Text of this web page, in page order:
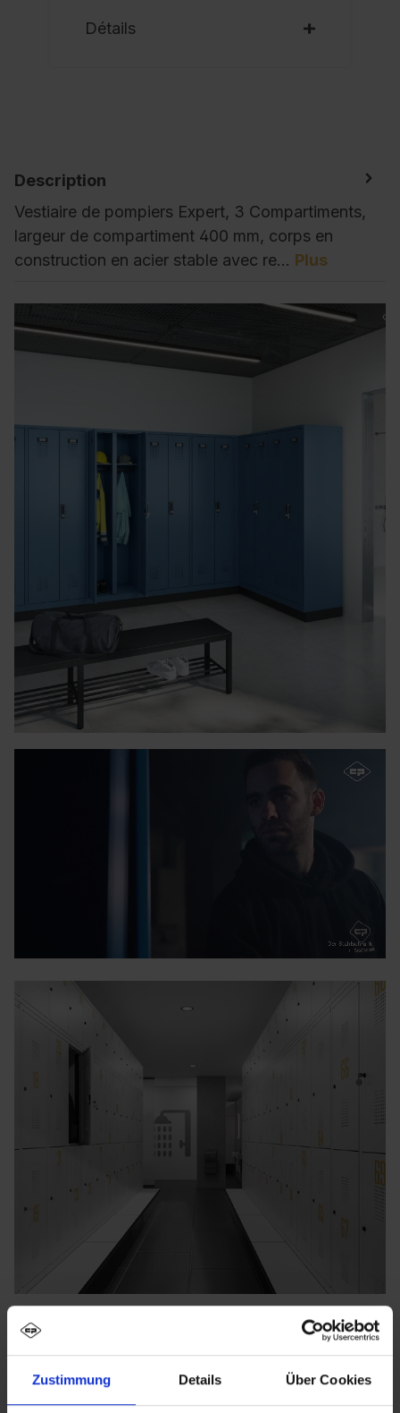
Zustimmung Details Über Cookies
Détails
Description
Vestiaire de pompiers Expert, 3 Compartiments,
largeur de compartiment 400 mm, corps en
construction en acier stable avec re… Plus